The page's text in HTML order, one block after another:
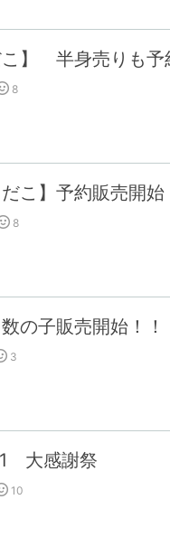
】 半身売りも予
8
こ】予約販売開始
8
の子販売開始！！
3
大感謝祭
10